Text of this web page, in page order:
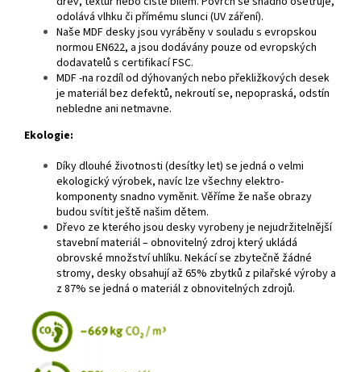
odolává vlhku či přímému slunci (UV záření).
Naše MDF desky jsou vyráběny v souladu s evropskou
normou EN622, a jsou dodávány pouze od evropských
dodavatelů s certifikací FSC.
MDF -na rozdíl od dýhovaných nebo překližkových desek
je materiál bez defektů, nekroutí se, nepopraská, odstín
nebledne ani netmavne.
Ekologie:
Díky dlouhé životnosti (desítky let) se jedná o velmi
ekologický výrobek, navíc lze všechny elektro-
komponenty snadno vyměnit. Věříme že naše obrazy
budou svítit ještě našim dětem.
Dřevo ze kterého jsou desky vyrobeny je nejudržitelnější
stavební materiál – obnovitelný zdroj který ukládá
obrovské množství uhlíku. Nekácí se zbytečně žádné
stromy, desky obsahují až 65% zbytků z pilařské výroby a
z 87% se jedná o materiál z obnovitelných zdrojů.